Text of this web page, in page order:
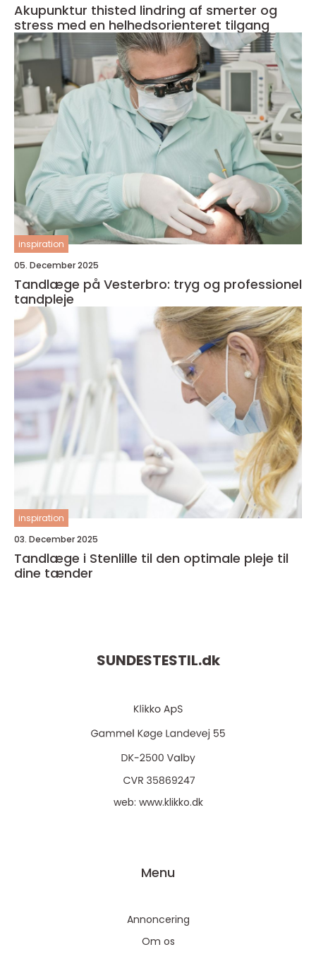
Akupunktur thisted lindring af smerter og
stress med en helhedsorienteret tilgang
inspiration
05. December 2025
Tandlæge på Vesterbro: tryg og professionel
tandpleje
inspiration
03. December 2025
Tandlæge i Stenlille til den optimale pleje til
dine tænder
SUNDESTESTIL.dk
web: www.klikko.dk
Menu
Annoncering
Om os